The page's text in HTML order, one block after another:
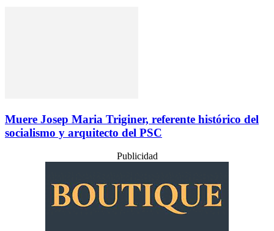
Muere Josep Maria Triginer, referente histórico del
socialismo y arquitecto del PSC
Publicidad